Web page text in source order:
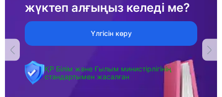
жүктеп алғыңыз келеді ме?
Үлгісін көру
ҚР Білім және Ғылым министірлігінің
стандартымен жасалған